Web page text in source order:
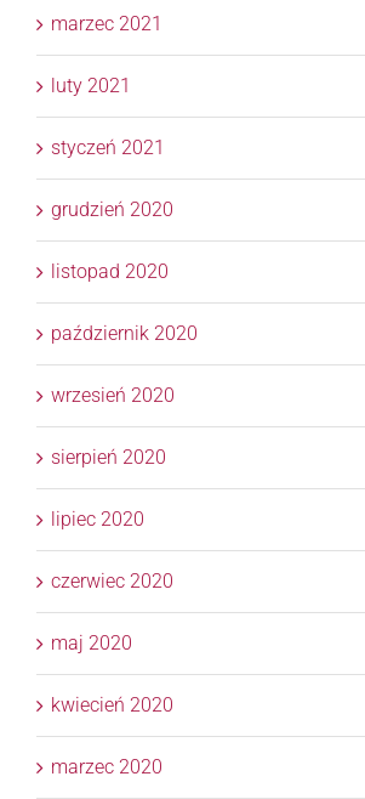
marzec 2021
luty 2021
styczeń 2021
grudzień 2020
listopad 2020
październik 2020
wrzesień 2020
sierpień 2020
lipiec 2020
czerwiec 2020
maj 2020
kwiecień 2020
marzec 2020